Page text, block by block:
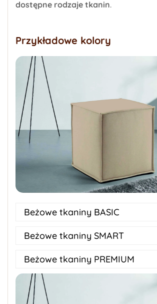
dostępne rodzaje tkanin.
Przykładowe kolory
Beżowe tkaniny BASIC
Beżowe tkaniny SMART
Beżowe tkaniny PREMIUM